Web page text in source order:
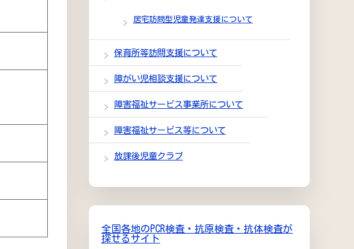
居宅訪問型児童発達支援について
保育所等訪問支援について
障がい児相談支援について
障害福祉サービス事業所について
障害福祉サービス等について
放課後児童クラブ
全国各地のPCR検査・抗原検査・抗体検査が
探せるサイト